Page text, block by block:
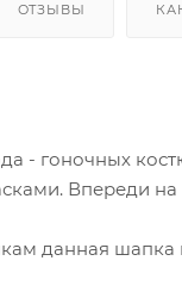
ОТЗЫВЫ
- гоночных
Впереди
данная шапка